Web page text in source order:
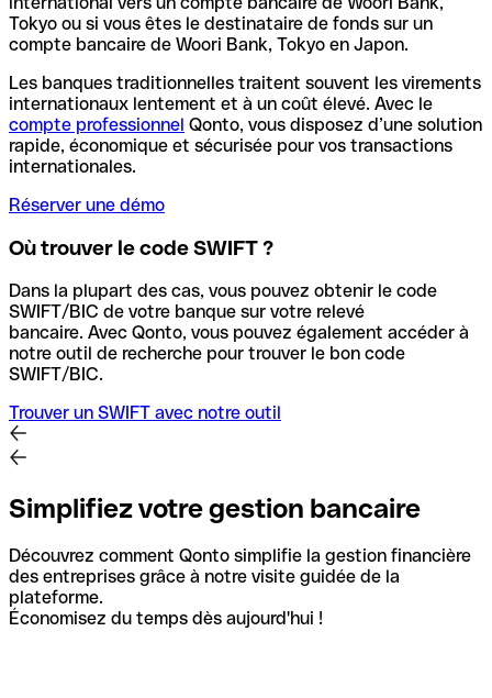
Tokyo ou si vous êtes le destinataire de fonds sur un
compte bancaire de Woori Bank, Tokyo en Japon.
Les banques traditionnelles traitent souvent les virements
internationaux lentement et à un coût élevé. Avec le
compte professionnel Qonto, vous disposez d’une solution
rapide, économique et sécurisée pour vos transactions
internationales.
Réserver une démo
Où trouver le code SWIFT ?
Dans la plupart des cas, vous pouvez obtenir le code
SWIFT/BIC de votre banque sur votre relevé
bancaire. Avec Qonto, vous pouvez également accéder à
notre outil de recherche pour trouver le bon code
SWIFT/BIC.
Trouver un SWIFT avec notre outil
Simplifiez votre gestion bancaire
Découvrez comment Qonto simplifie la gestion financière
des entreprises grâce à notre visite guidée de la
plateforme.
Économisez du temps dès aujourd'hui !